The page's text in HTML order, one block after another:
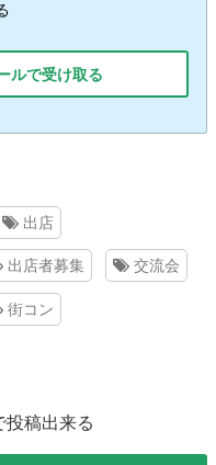
ルで受け取る
出店
出店者募集 交流会
街コン
投稿出来る